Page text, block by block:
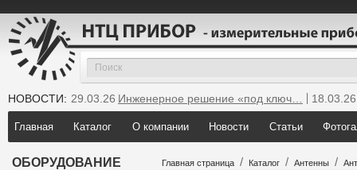
НОВОСТИ: 29.03.26 Инженерное решение «под ключ…
18.03.26
25.12.25Мы инсталлировали новую GTEM…
Главная Каталог О компании Новости Статьи
ОБОРУДОВАНИЕ Главная страница / Каталог / Антенны /